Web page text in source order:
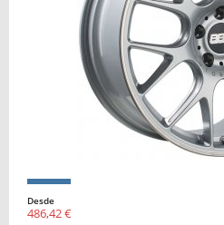
Desde
486,42 €